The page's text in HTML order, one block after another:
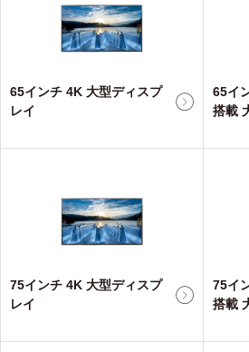
65インチ 4K 大型ディスプ
レイ
65イ
搭載
75インチ 4K 大型ディスプ
レイ
75イ
搭載